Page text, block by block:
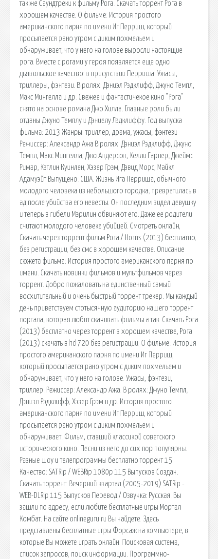
так же Саундтреки к фильму Рога. Скачать торрент Рога в
хорошем качестве. О фильме: История простого
американского парня по имени Иг Перриш, который
просыпается рано утром с диким похмельем и
обнаруживает, что у него на голове выросли настоящие
рога. Вместе с рогами у героя появляется еще одно
дьявольское качество: в присутствии Перриша. Ужасы,
триллеры, фэнтези. В ролях: Дэниэл Рэдклифф, Джуно Темпл,
Макс Мингелла и др. Свежее и фантастичекое кино "Рога"
снято на основе романа Джо Хилла. Главные роли были
отданы Джуно Темплу и Дэниелу Лэдклиффу. Год выпуска
фильма: 2013 Жанры: триллер, драма, ужасы, фэнтези
Режиссер: Александр Ажа В ролях: Дэниэл Рэдклифф, Джуно
Темпл, Макс Мингелла, Джо Андерсон, Келли Гарнер, Джеймс
Римар, Кэтлин Куинлен, Хэзер Грэм, Дэвид Морс, Майкл
Адамуэйт Выпущено: США. Жизнь Ига Перриша, обычного
молодого человека из небольшого городка, превратилась в
ад после убийства его невесты. Он последним видел девушку
и теперь в гибели Мэрилин обвиняют его. Даже ее родители
считают молодого человека убийцей. Смотреть онлайн,
Скачать через торрент фильм Рога / Horns (2013) бесплатно,
без регистрации, без смс в хорошем качестве. Описание
сюжета фильма: История простого американского парня по
имени. Скачать новинки фильмов и мультфильмов через
торрент. Добро пожаловать на единственный самый
восхитительный и очень быстрый торрент трекер. Мы каждый
день приветствуем стотысячную аудиторию нашего торрент
портала, которая любит скачивать фильмы а так. Скачать Рога
(2013) бесплатно через торрент в хорошем качестве, Рога
(2013) скачать в hd 720 без регистрации. О фильме: История
простого американского парня по имени Иг Перриш,
который просыпается рано утром с диким похмельем и
обнаруживает, что у него на голове. Ужасы, фэнтези,
триллер. Режиссер: Александр Ажа. В ролях: Джуно Темпл,
Дэниэл Рэдклифф, Хэзер Грэм и др. История простого
американского парня по имени Иг Перриш, который
просыпается рано утром с диким похмельем и
обнаруживает. Фильм, ставший классикой советского
исторического кино. Песни из него до сих пор популярны.
Разные шоу и телепрограммы бесплатно торрент 15
Качество: SATRip / WEBRip 1080p 115 Выпусков Создан.
Скачать торрент: Вечерний квартал (2005-2019) SATRip -
WEB-DLRip 115 Выпусков Перевод / Озвучка: Русская. Вы
зашли по адресу, если любите бесплатные игры Мортал
Комбат. На сайте onlineguru.ru Вы найдете. Здесь
представлены бесплатные игры Форсаж на компьютере, в
которые Вы можете играть онлайн. Поисковая сиcтема,
список запросов, поиск информации. Программно-